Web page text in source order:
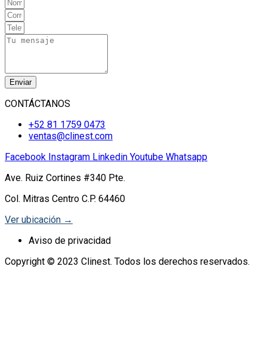
Enviar
CONTÁCTANOS
+52 81 1759 0473
ventas@clinest.com
Facebook Instagram Linkedin Youtube Whatsapp
Ave. Ruiz Cortines #340 Pte.
Col. Mitras Centro C.P. 64460
Ver ubicación →
Aviso de privacidad
Copyright © 2023 Clinest. Todos los derechos reservados.